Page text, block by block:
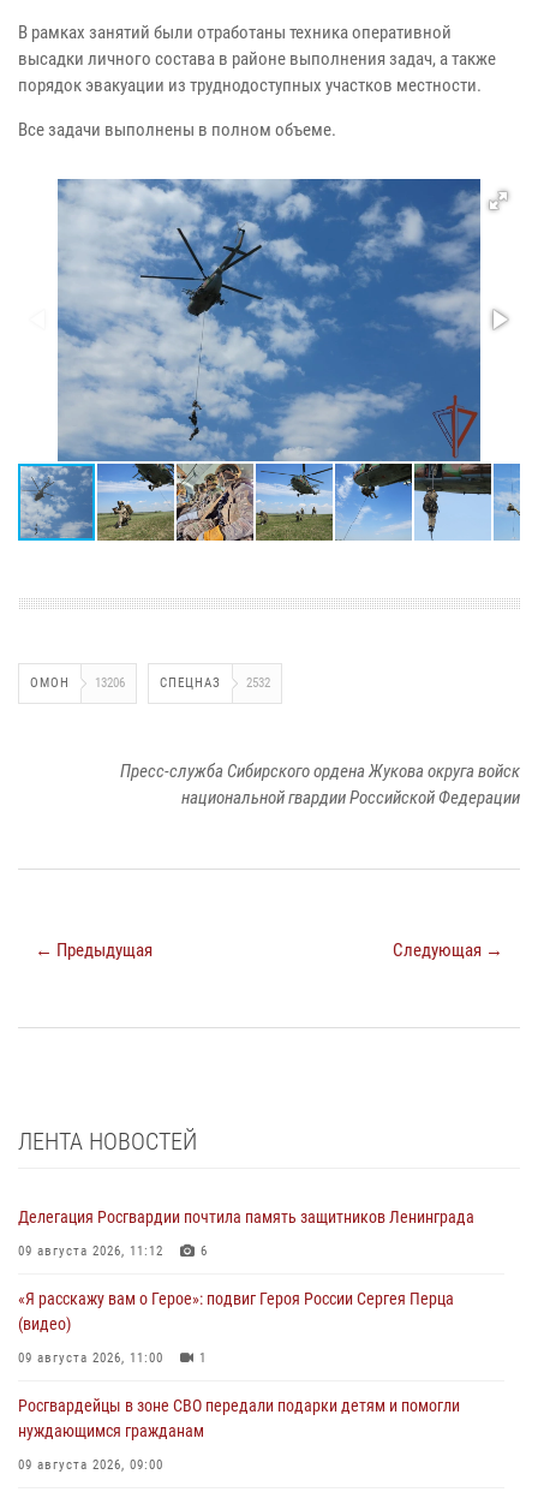
В рамках занятий были отработаны техника оперативной
высадки личного состава в районе выполнения задач, а также
порядок эвакуации из труднодоступных участков местности.
Все задачи выполнены в полном объеме.
ОМОН 13206 СПЕЦНАЗ 2532
Пресс-служба Сибирского ордена Жукова округа войск
национальной гвардии Российской Федерации
← Предыдущая Следующая →
ЛЕНТА НОВОСТЕЙ
Делегация Росгвардии почтила память защитников Ленинграда
09 августа 2026, 11:12 6
«Я расскажу вам о Герое»: подвиг Героя России Сергея Перца
(видео)
09 августа 2026, 11:00 1
Росгвардейцы в зоне СВО передали подарки детям и помогли
нуждающимся гражданам
09 августа 2026, 09:00